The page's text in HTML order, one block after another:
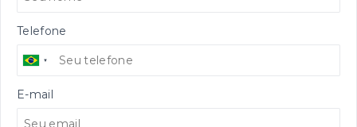
Telefone
E-mail